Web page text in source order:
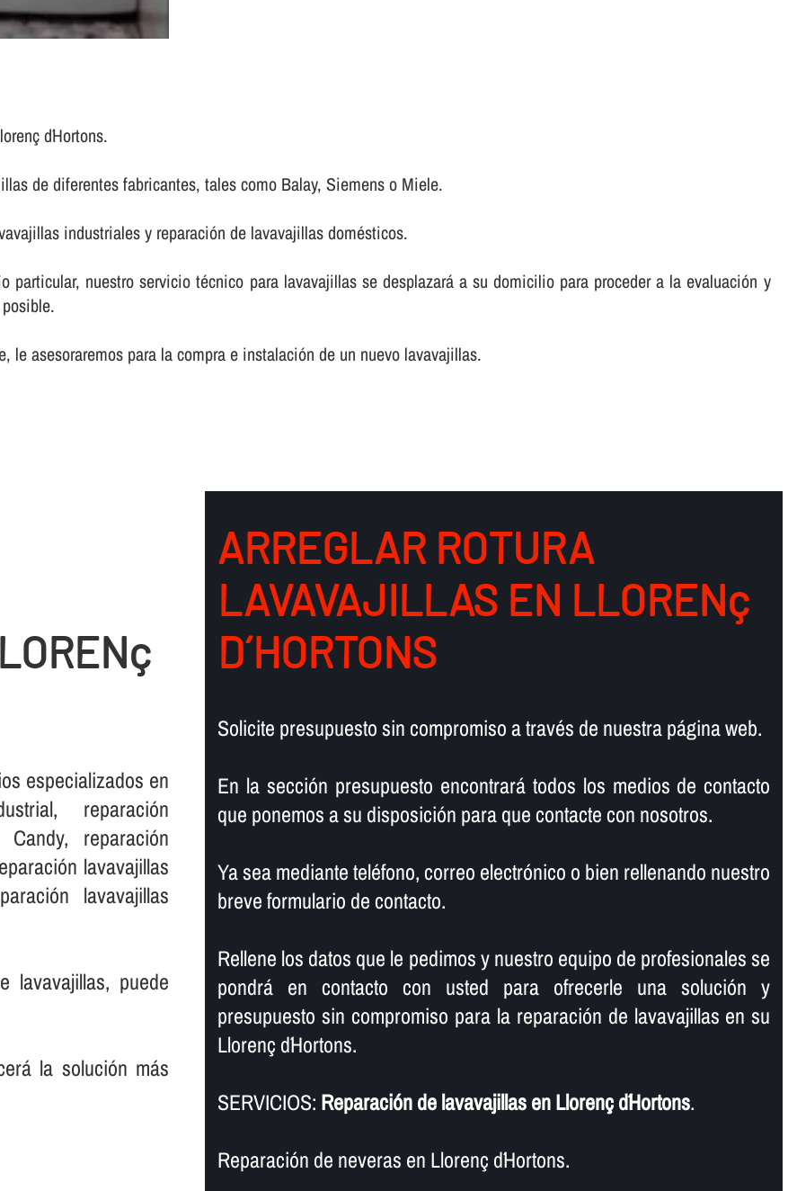
d´Hortons.
de diferentes fabricantes, tales como Balay, Siemens o Miele.
industriales y reparación de lavavajillas domésticos.
nuestro servicio técnico para lavavajillas se desplazará a su domicilio para proceder a la evaluación y
asesoraremos para la compra e instalación de un nuevo lavavajillas.
especializados en
reparación
reparación
lavavajillas
lavavajillas
lavavajillas, puede
la solución más
ARREGLAR ROTURA
LAVAVAJILLAS EN LLORENç
D´HORTONS
Solicite presupuesto sin compromiso a través de nuestra página web.
En la sección presupuesto encontrará todos los medios de contacto
que ponemos a su disposición para que contacte con nosotros.
Ya sea mediante teléfono, correo electrónico o bien rellenando nuestro
breve formulario de contacto.
Rellene los datos que le pedimos y nuestro equipo de profesionales se
pondrá en contacto con usted para ofrecerle una solución y
presupuesto sin compromiso para la reparación de lavavajillas en su
Llorenç d´Hortons.
SERVICIOS: Reparación de lavavajillas en Llorenç d´Hortons.
Reparación de neveras en Llorenç d´Hortons.